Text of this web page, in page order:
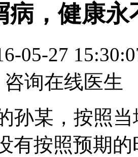
病，健康永
05-27
咨询在线医生
孙某，按照
有按照预期